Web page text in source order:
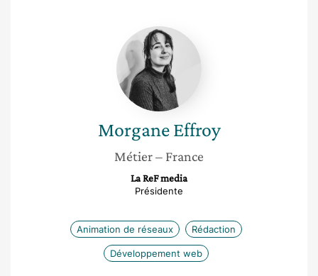
Morgane
Effroy
Morgane Effroy
Métier– France
La ReF media
Présidente
Animation de réseaux Rédaction
Développement web